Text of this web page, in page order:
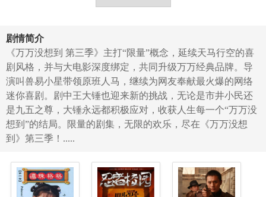
剧情简介
《万万没想到 第三季》主打“限量”概念，延续天马行空的喜
剧风格，并与大电影深度绑定，共同升级万万经典品牌。导
演叫兽易小星带领原班人马，继续为网友奉献最火爆的网络
迷你喜剧。剧中王大锤也迎来新的挑战，无论是市井小民还
是九五之尊，大锤永远都积极应对，收获人生每一个“万万没
想到”的结局。限量的剧集，无限的欢乐，尽在《万万没想
到》第三季！.....